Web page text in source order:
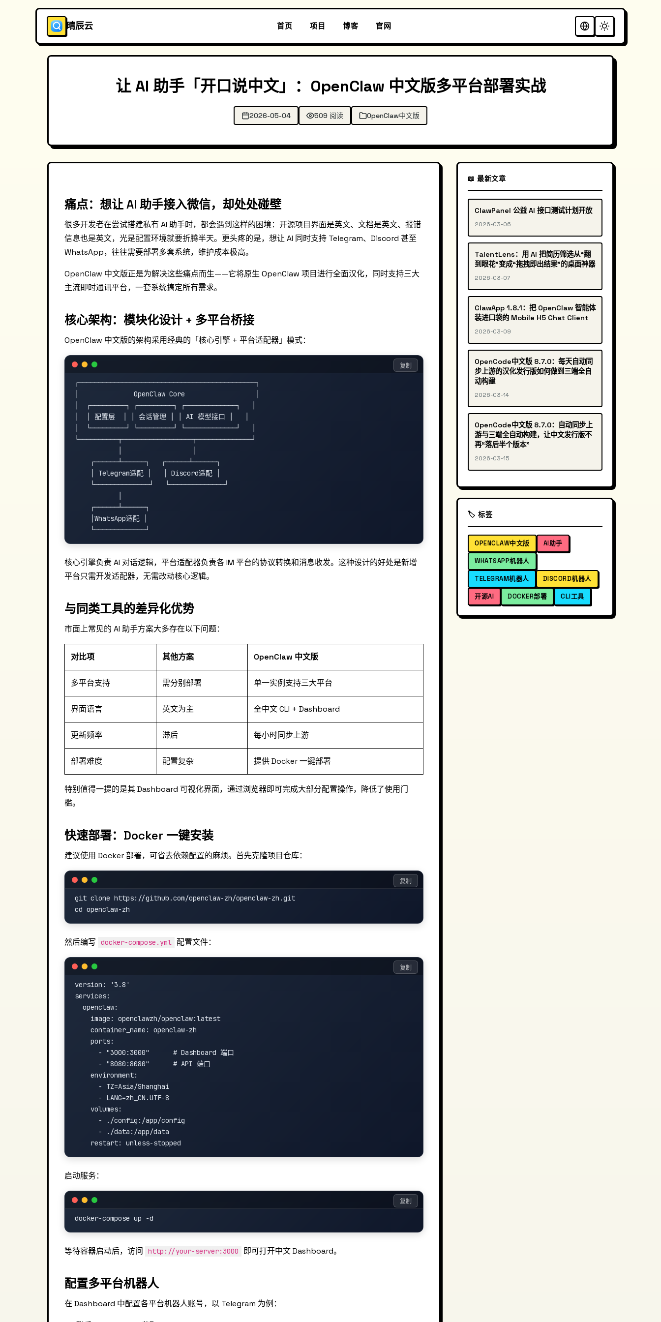
晴辰云 首页 项目 博客 官网
让 AI 助手「开口说中文」：OpenClaw 中文版多平台部署实战
2026-05-04 509 阅读 OpenClaw中文版
痛点：想让 AI 助手接入微信，却处处碰壁
很多开发者在尝试搭建私有 AI 助手时，都会遇到这样的困境：开源项目界面是英文、文档是英文、报错
信息也是英文，光是配置环境就要折腾半天。更头疼的是，想让 AI 同时支持 Telegram、Discord 甚至
WhatsApp，往往需要部署多套系统，维护成本极高。
OpenClaw 中文版正是为解决这些痛点而生——它将原生 OpenClaw 项目进行全面汉化，同时支持三大
主流即时通讯平台，一套系统搞定所有需求。
核心架构：模块化设计 + 多平台桥接
OpenClaw 中文版的架构采用经典的「核心引擎 + 平台适配器」模式：
┌─────────────────────────────────────────────┐
│              OpenClaw Core                  │
│  ┌─────────┐ ┌─────────┐ ┌─────────────┐   │
│  │ 配置层  │ │ 会话管理 │ │ AI 模型接口 │   │
│  └─────────┘ └─────────┘ └─────────────┘   │
└──────────┬──────────────────┬──────────────┘
    ┌──────┴──────┐   ┌──────┴──────┐
    │ Telegram适配 │   │ Discord适配 │
    └──────────────┘   └──────────────┘
    ┌──────┴──────┐
    │WhatsApp适配 │
复制
核心引擎负责 AI 对话逻辑，平台适配器负责各 IM 平台的协议转换和消息收发。这种设计的好处是新增
平台只需开发适配器，无需改动核心逻辑。
与同类工具的差异化优势
市面上常见的 AI 助手方案大多存在以下问题：
对比项 其他方案 OpenClaw 中文版
多平台支持 需分别部署 单一实例支持三大平台
界面语言 英文为主 全中文 CLI + Dashboard
更新频率 滞后 每小时同步上游
部署难度 配置复杂 提供 Docker 一键部署
特别值得一提的是其 Dashboard 可视化界面，通过浏览器即可完成大部分配置操作，降低了使用门
槛。
快速部署：Docker 一键安装
建议使用 Docker 部署，可省去依赖配置的麻烦。首先克隆项目仓库：
git clone https://github.com/openclaw-zh/openclaw-zh.git
复制
然后编写 docker-compose.yml 配置文件：
version: '3.8'
services:
  openclaw:
    image: openclawzh/openclaw:latest
    container_name: openclaw-zh
    ports:
      - "3000:3000"      # Dashboard 端口
      - "8080:8080"      # API 端口
    environment:
      - TZ=Asia/Shanghai
      - LANG=zh_CN.UTF-8
    volumes:
      - ./config:/app/config
      - ./data:/app/data
复制
启动服务：
复制
等待容器启动后，访问 http://your-server:3000 即可打开中文 Dashboard。
配置多平台机器人
在 Dashboard 中配置各平台机器人账号，以 Telegram 为例：
📖 最新文章
ClawPanel 公益 AI 接口测试计划开放
2026-03-06
TalentLens：用 AI 把简历筛选从“翻
到眼花”变成“拖拽即出结果”的桌面神器
2026-03-07
ClawApp 1.8.1：把 OpenClaw 智能体
装进口袋的 Mobile H5 Chat Client
2026-03-09
OpenCode中文版 8.7.0：每天自动同
步上游的汉化发行版如何做到三端全自
动构建
2026-03-14
OpenCode中文版 8.7.0：自动同步上
游与三端全自动构建，让中文发行版不
再“落后半个版本”
2026-03-15
🏷️ 标签
OPENCLAW中文版 AI助手
WHATSAPP机器人
TELEGRAM机器人 DISCORD机器人
开源AI DOCKER部署 CLI工具